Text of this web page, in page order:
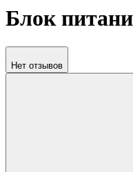
Блок
Нет отзывов